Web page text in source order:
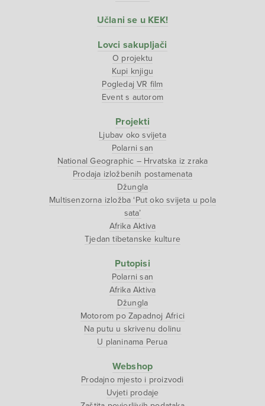
Učlani se u KEK!
Lovci sakupljači
O projektu
Kupi knjigu
Pogledaj VR film
Event s autorom
Projekti
Ljubav oko svijeta
Polarni san
National Geographic – Hrvatska iz zraka
Prodaja izložbenih postamenata
Džungla
Multisenzorna izložba ‘Put oko svijeta u pola
sata’
Afrika Aktiva
Tjedan tibetanske kulture
Putopisi
Polarni san
Afrika Aktiva
Džungla
Motorom po Zapadnoj Africi
Na putu u skrivenu dolinu
U planinama Perua
Webshop
Prodajno mjesto i proizvodi
Uvjeti prodaje